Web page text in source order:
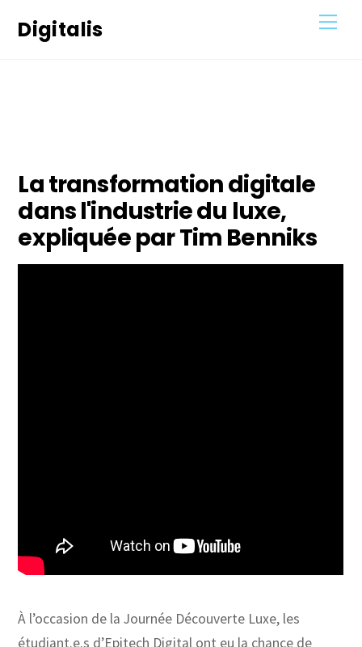
Digitalis
La transformation digitale
dans l'industrie du luxe,
expliquée par Tim Benniks
À l’occasion de la Journée Découverte Luxe, les
étudiant.e.s d’Epitech Digital ont eu la chance de